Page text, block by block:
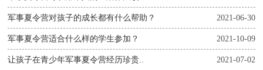
2021-06-30
军事夏令营对孩子的成长都有什么帮助？
2021-10-09
军事夏令营适合什么样的学生参加？
2021-07-02
让孩子在青少年军事夏令营经历珍贵..